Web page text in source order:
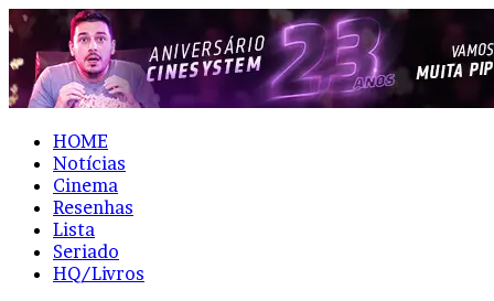
HOME
Notícias
Cinema
Resenhas
Lista
Seriado
HQ/Livros